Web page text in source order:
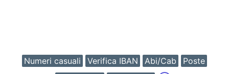
Numeri casuali Verifica IBAN Abi/Cab
Poste